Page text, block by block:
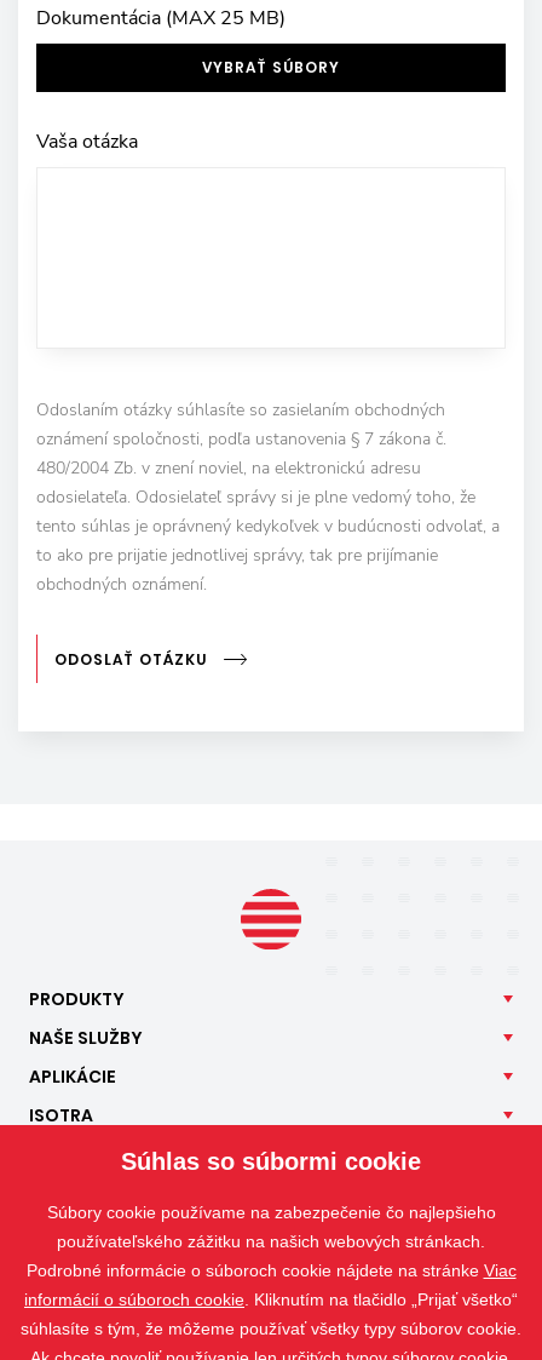
Dokumentácia (MAX 25 MB)
VYBRAŤ SÚBORY
Vaša otázka
Odoslaním otázky súhlasíte so zasielaním obchodných
oznámení spoločnosti, podľa ustanovenia § 7 zákona č.
480/2004 Zb. v znení noviel, na elektronickú adresu
odosielateľa. Odosielateľ správy si je plne vedomý toho, že
tento súhlas je oprávnený kedykoľvek v budúcnosti odvolať, a
to ako pre prijatie jednotlivej správy, tak pre prijímanie
obchodných oznámení.
ODOSLAŤ OTÁZKU
PRODUKTY
NAŠE SLUŽBY
APLIKÁCIE
ISOTRA
Súhlas so súbormi cookie
Súbory cookie používame na zabezpečenie čo najlepšieho
používateľského zážitku na našich webových stránkach.
Podrobné informácie o súboroch cookie nájdete na stránke Viac
informácií o súboroch cookie . Kliknutím na tlačidlo „Prijať všetko“
súhlasíte s tým, že môžeme používať všetky typy súborov cookie.